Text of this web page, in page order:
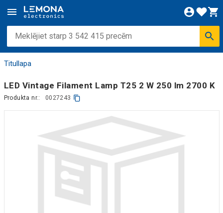
Titullapa
LED Vintage Filament Lamp T25 2 W 250 lm 2700 K
Produkta nr.: 0027243